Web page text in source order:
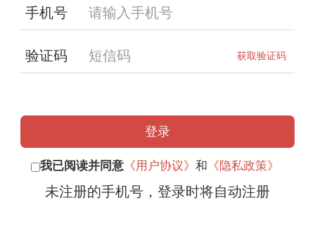
手机号
验证码
登录
我已阅读并同意 《用户协议》 和 《隐私政策》
未注册的手机号，登录时将自动注册